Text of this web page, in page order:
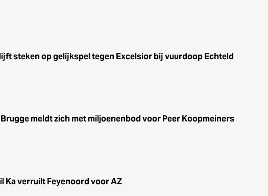
steken op gelijkspel tegen Excelsior bij vuurdoop Echteld
meldt zich met miljoenenbod voor Peer Koopmeiners
Ka verruilt Feyenoord voor AZ